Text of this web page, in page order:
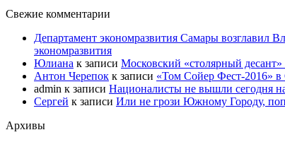
Свежие комментарии
Департамент экономразвития Самары возглавил
экономразвития
Юлиана к записи Московский «столярный
Антон Черепок к записи «Том Сойер Фест-2016» в
admin к записи Националисты не вышли сегодня
Сергей к записи Или не грози Южному Городу,
Архивы